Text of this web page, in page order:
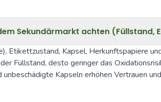
Sekundärmarkt achten (Füllstand,
Etikettzustand, Kapsel, Herkunftspapiere
Füllstand, desto geringer das
Kapseln erhöhen Vertrauen